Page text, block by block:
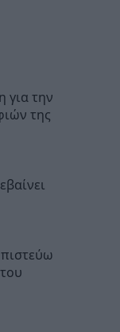
για την
της